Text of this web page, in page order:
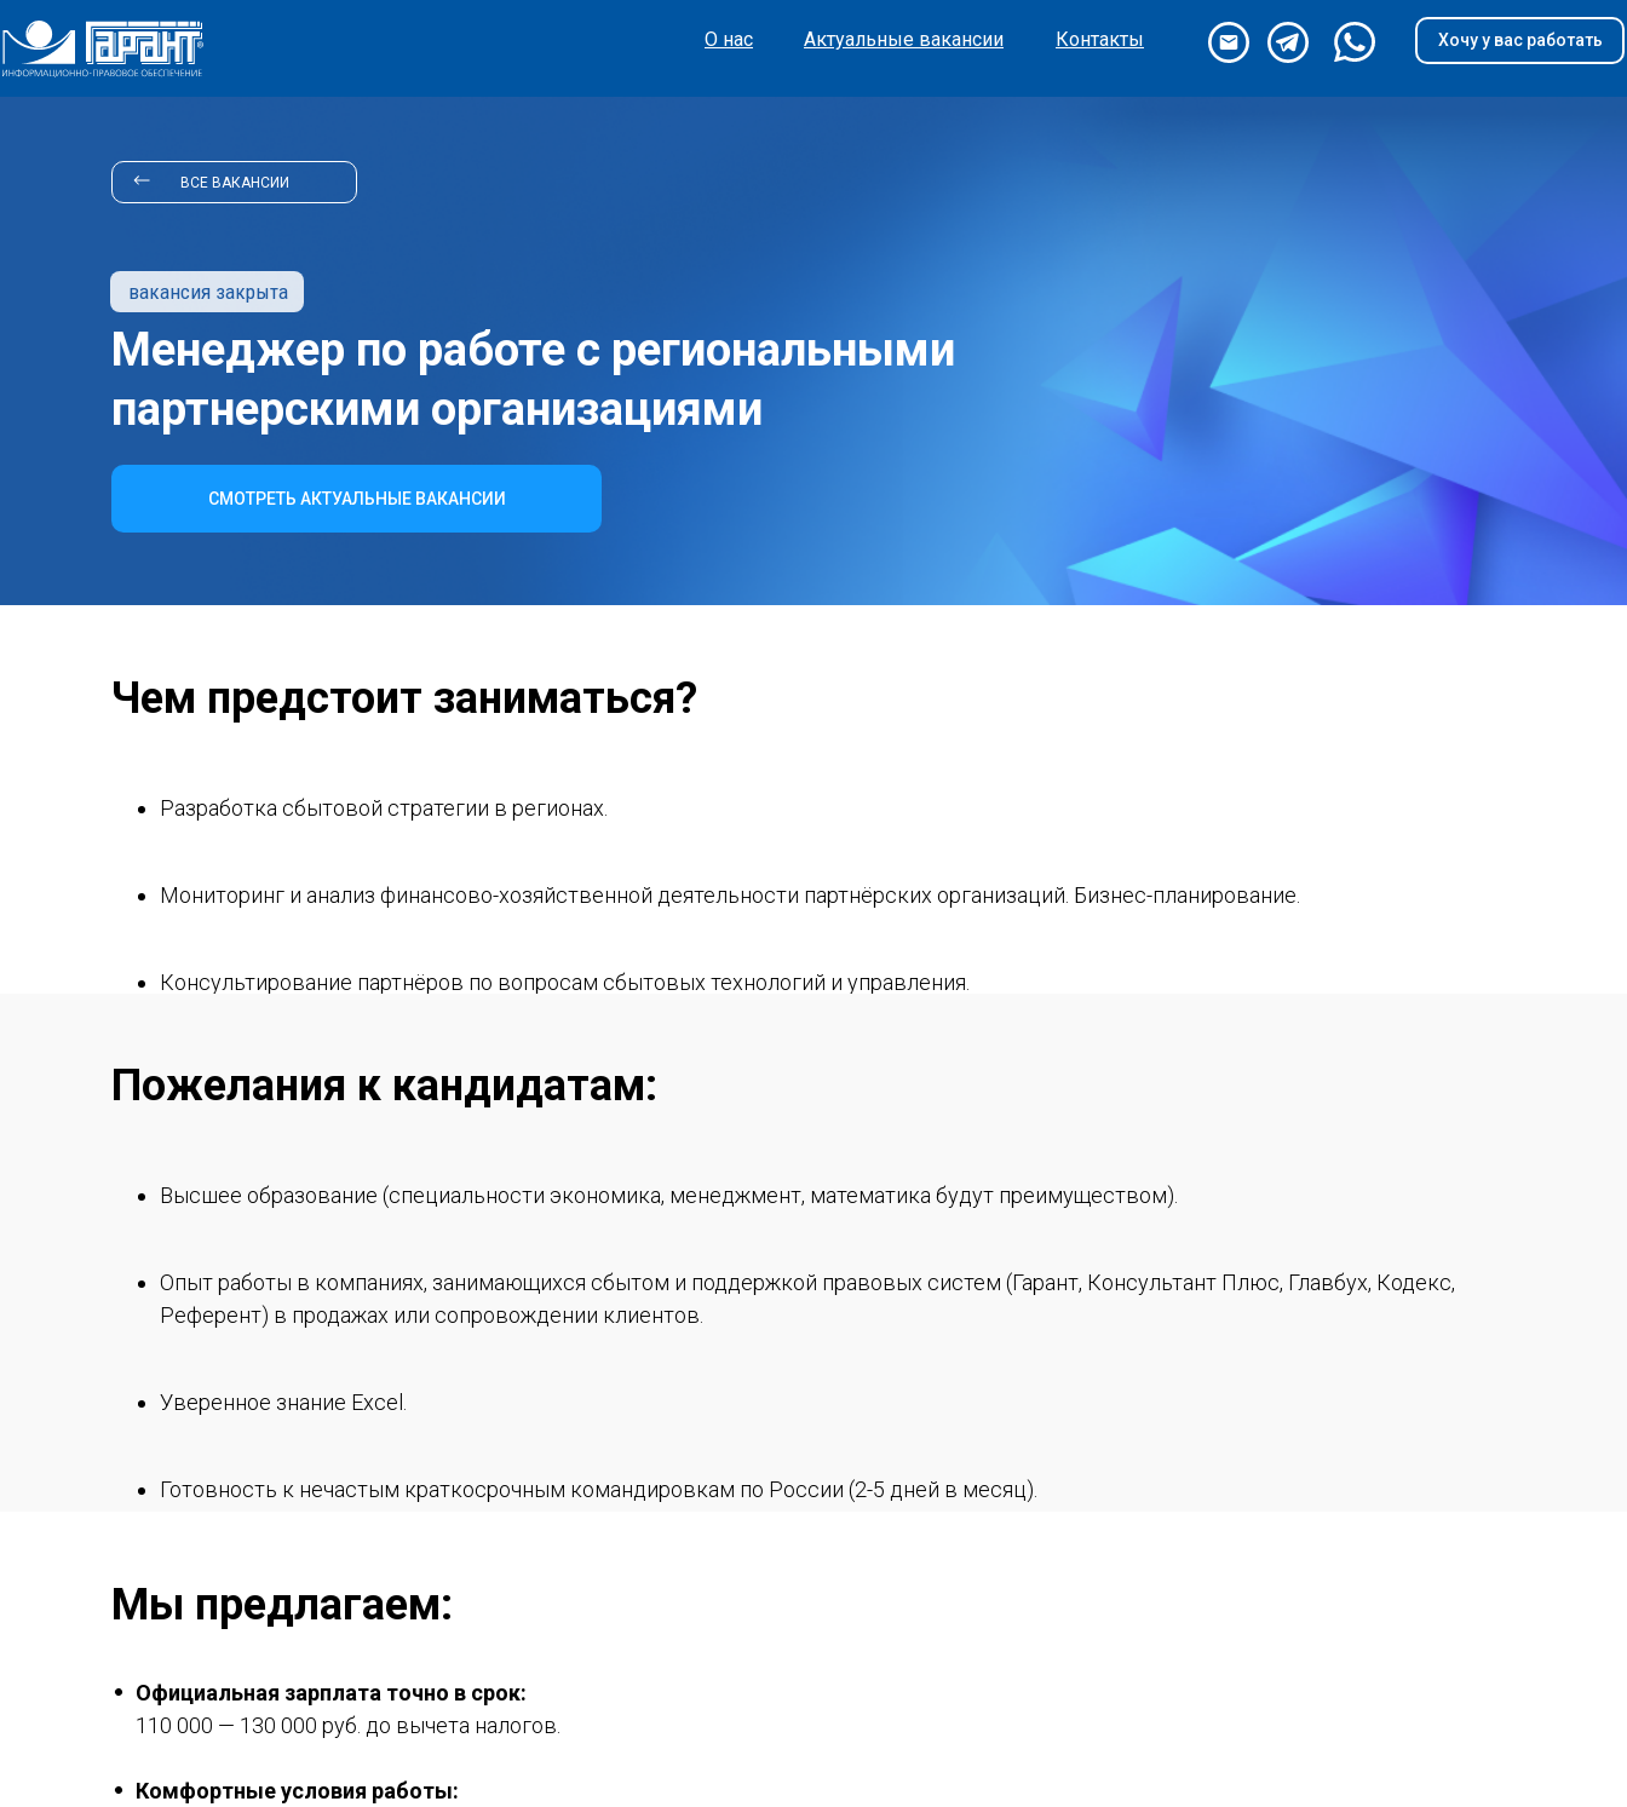
О нас Актуальные вакансии Контакты Хочу у вас работать
Менеджер по работе с региональными
партнерскими организациями
ВСЕ ВАКАНСИИ
СМОТРЕТЬ АКТУАЛЬНЫЕ ВАКАНСИИ
вакансия закрыта
Чем предстоит заниматься?
Разработка сбытовой стратегии в регионах.
Мониторинг и анализ финансово-хозяйственной деятельности партнёрских организаций. Бизнес-планирование.
Консультирование партнёров по вопросам сбытовых технологий и управления.
Пожелания к кандидатам:
Высшее образование (специальности экономика, менеджмент, математика будут преимуществом).
Опыт работы в компаниях, занимающихся сбытом и поддержкой правовых систем (Гарант, Консультант Плюс, Главбух, Кодекс,
Референт) в продажах или сопровождении клиентов.
Уверенное знание Excel.
Готовность к нечастым краткосрочным командировкам по России (2-5 дней в месяц).
Самостоятельность.
Мы предлагаем:
Официальная зарплата точно в срок:
110 000 — 130 000 руб. до вычета налогов.
Комфортные условия работы: